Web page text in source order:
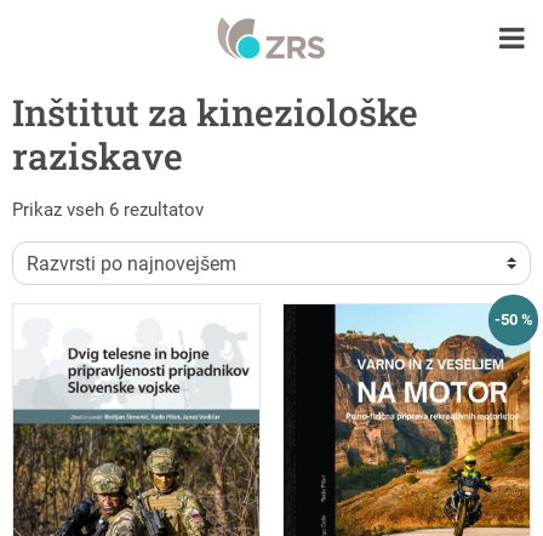
Inštitut za kineziološke
raziskave
Prikaz vseh 6 rezultatovRazvrščeno po datumu
-50 %